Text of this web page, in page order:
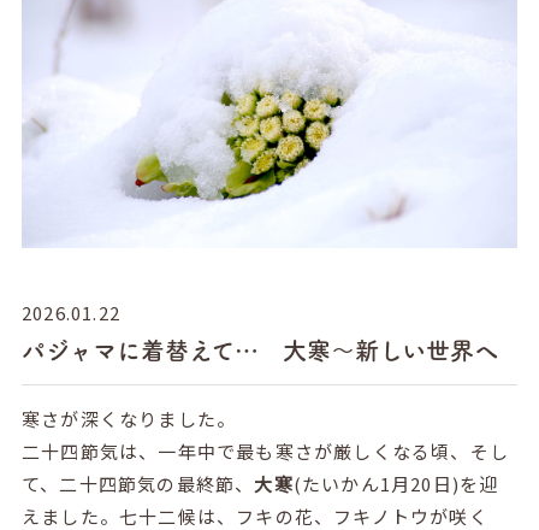
2026.01.22
パジャマに着替えて… 大寒～新しい世界へ
寒さが深くなりました。
二十四節気は、一年中で最も寒さが厳しくなる頃、そし
て、二十四節気の最終節、 大寒(たいかん1 月20 日)を迎
えました。七十二候は、フキの花、フキノトウが咲く